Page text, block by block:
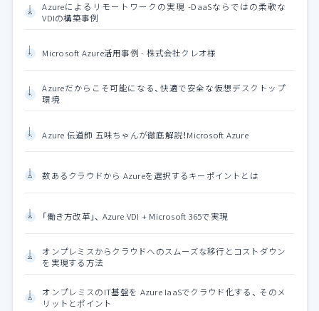
Azureによるリモートワークの実現 -DaaSならではの柔軟な
VDIの構築事例
Microsoft Azure活用事例 - 株式会社クレオ様
Azureだからこそ可能になる、快適で安全な仮想デスクトップ
環境
Azure 伝道師 五味ちゃんが徹底解説！Microsoft Azure
数あるクラウドから Azureを選択するキーポイントとは
「働き方改革」、 Azure VDI + Microsoft 365で実現
オンプレミスからクラウドへのスムーズな移行とコストダウン
を実現する方法
オンプレミスのIT基盤を Azure IaaSでクラウド化する、 そのメ
リットとポイント